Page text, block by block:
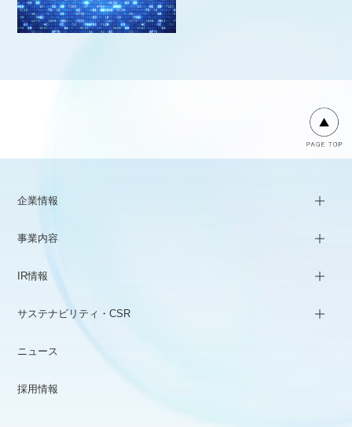
企業情報
事業内容
IR情報
サステナビリティ・CSR
ニュース
採用情報